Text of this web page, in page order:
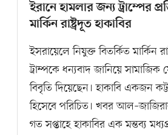
ইরানে হামলার জন্য ট্রাম্পের
মার্কিন রাষ্ট্রদূত হাকাবির
ইসরায়েলে নিযুক্ত বিতর্কিত মার্কিন
ট্রাম্পকে ধন্যবাদ জানিয়ে
বিবৃতি দিয়েছেন। হাকাবি একজন
হিসেবে পরিচিত। খবর
গত সপ্তাহে হাকাবির এক মন্তব্য